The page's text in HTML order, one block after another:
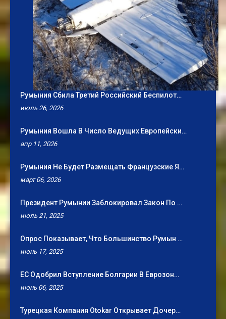
Румыния Сбила Третий Российский Беспилот…
июль 26, 2026
Румыния Вошла В Число Ведущих Европейски…
апр 11, 2026
Румыния Не Будет Размещать Французские Я…
март 06, 2026
Президент Румынии Заблокировал Закон По …
июль 21, 2025
Опрос Показывает, Что Большинство Румын …
июнь 17, 2025
ЕС Одобрил Вступление Болгарии В Еврозон…
июнь 06, 2025
Турецкая Компания Otokar Открывает Дочер…